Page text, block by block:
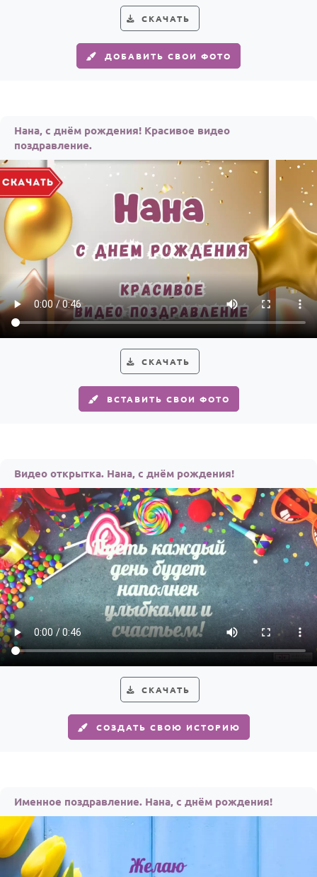
СКАЧАТЬ
ДОБАВИТЬ СВОИ ФОТО
Нана, с днём рождения! Красивое видео
поздравление.
СКАЧАТЬ
ВСТАВИТЬ СВОИ ФОТО
Видео открытка. Нана, с днём рождения!
СКАЧАТЬ
СОЗДАТЬ СВОЮ ИСТОРИЮ
Именное поздравление. Нана, с днём рождения!